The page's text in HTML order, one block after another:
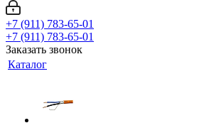
+7 (911) 783-65-01
+7 (911) 783-65-01
Заказать звонок
Каталог